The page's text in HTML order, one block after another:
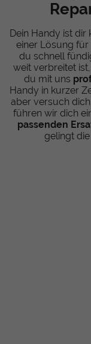
Dein Handy ist
einer Lösung für
du schnell
weit verbreitet
du mit uns
Handy in kurzer
aber versuch
führen wir dich
passenden
gelingt